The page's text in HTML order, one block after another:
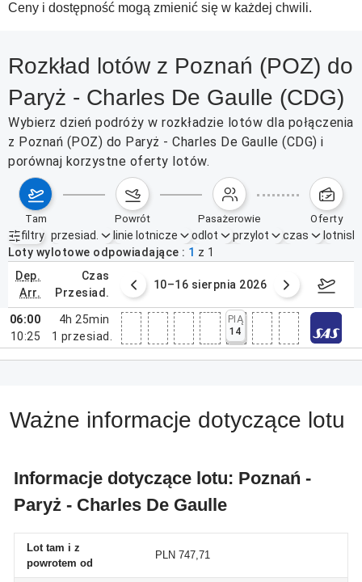
Ceny i dostępność mogą zmienić się w każdej chwili.
Rozkład lotów z Poznań (POZ) do
Paryż - Charles De Gaulle (CDG)
Wybierz dzień podróży w rozkładzie lotów dla połączenia
z Poznań (POZ) do Paryż - Charles De Gaulle (CDG) i
porównaj korzystne oferty lotów.
tam powrót pasażerowie oferty
filtry
Aktywne filtry brak
przesiad. linie lotnicze odlot przylot czas
Loty wylotowe odpowiadające
1 z 1
dep.
arr.
czas
przesiad.
sierpnia 2026 10–16 sierpnia 2026
06:00
10:25
4h 25min
1 przesiad.
PIĄ
14
Ważne informacje dotyczące lotu
Informacje dotyczące lotu: Poznań -
Paryż - Charles De Gaulle
Lot tam i z
powrotem od
PLN 747,71